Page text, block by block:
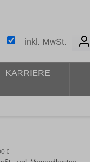
inkl. MwSt.
KARRIERE
€